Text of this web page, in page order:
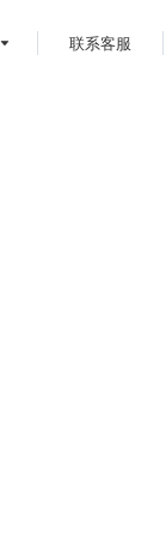
联系客服